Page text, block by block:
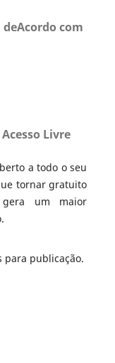
com
Livre
a todo o seu
tornar gratuito
um maior
para publicação.